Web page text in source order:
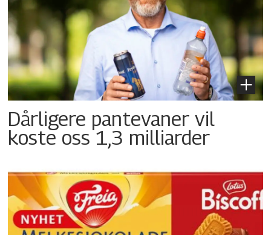
Dårligere pantevaner vil
koste oss 1,3 milliarder